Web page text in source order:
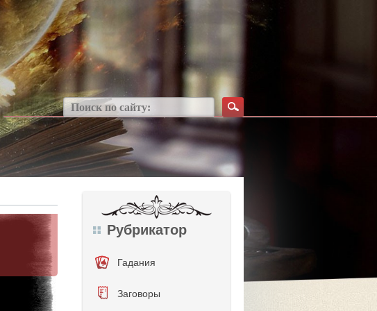
Рубрикатор
Гадания
Заговоры